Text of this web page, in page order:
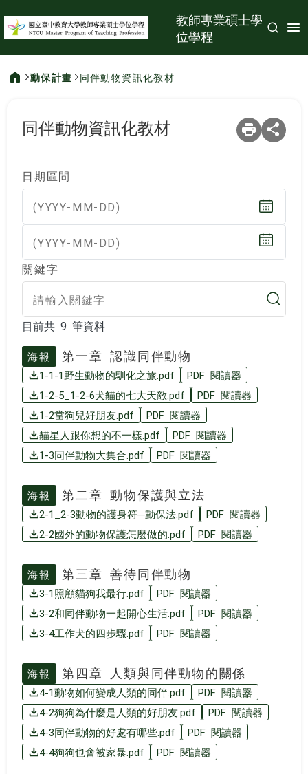
教師專業碩士學
位學程
動保計畫 同伴動物資訊化教材
同伴動物資訊化教材
日期區間
(YYYY-MM-DD)
(YYYY-MM-DD)
關鍵字
目前共 9 筆資料
目前共 9 筆資料
海報 第一章 認識同伴動物
1-1-1野生動物的馴化之旅.pdf
PDF 閱讀器
1-2-5_1-2-6犬貓的七大天敵.pdf
PDF 閱讀器
1-2當狗兒好朋友.pdf
PDF 閱讀器
貓星人跟你想的不一樣.pdf
PDF 閱讀器
1-3同伴動物大集合.pdf
PDF 閱讀器
海報 第二章 動物保護與立法
2-1_2-3動物的護身符─動保法.pdf
PDF 閱讀器
2-2國外的動物保護怎麼做的.pdf
PDF 閱讀器
海報 第三章 善待同伴動物
3-1照顧貓狗我最行.pdf
PDF 閱讀器
3-2和同伴動物一起開心生活.pdf
PDF 閱讀器
3-4工作犬的四步驟.pdf
PDF 閱讀器
海報 第四章 人類與同伴動物的關係
4-1動物如何變成人類的同伴.pdf
PDF 閱讀器
4-2狗狗為什麼是人類的好朋友.pdf
PDF 閱讀器
4-3同伴動物的好處有哪些.pdf
PDF 閱讀器
4-4狗狗也會被家暴.pdf
PDF 閱讀器